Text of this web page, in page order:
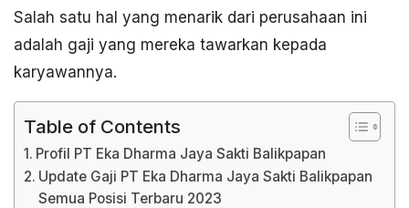
Salah satu hal yang menarik dari perusahaan ini
adalah gaji yang mereka tawarkan kepada
karyawannya.
Table of Contents
Profil PT Eka Dharma Jaya Sakti Balikpapan
Update Gaji PT Eka Dharma Jaya Sakti Balikpapan
Semua Posisi Terbaru 2023